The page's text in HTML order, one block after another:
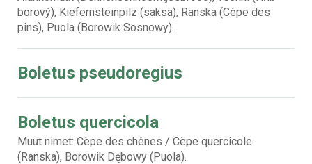
borový), Kiefernsteinpilz (saksa), Ranska (Cèpe des
pins), Puola (Borowik Sosnowy).
Boletus pseudoregius
Boletus quercicola
Muut nimet: Cèpe des chênes / Cèpe quercicole
(Ranska), Borowik Dębowy (Puola).